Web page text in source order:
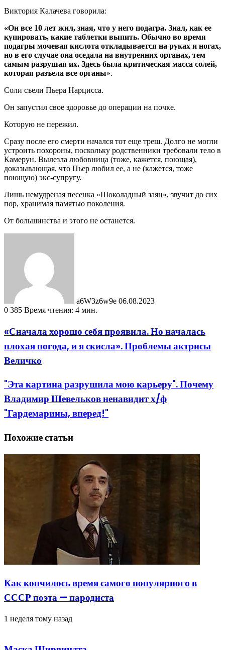
Виктория Калачева говорила:
«Он все 10 лет жил, зная, что у него подагра. Знал, как ее
купировать, какие таблетки выпить. Обычно во время
подагры мочевая кислота откладывается на руках и ногах,
но в его случае она оседала на внутренних органах, тем
самым разрушая их. Здесь была критическая масса солей,
которая разъела все органы».
Соли съели Пьера Нарцисса.
Он запустил свое здоровье до операции на почке.
Которую не пережил.
Сразу после его смерти начался тот еще треш. Долго не могли
устроить похороны, поскольку родственники требовали тело в
Камерун. Вылезла любовница (тоже, кажется, поющая),
доказывающая, что Пьер любил ее, а не (кажется, тоже
поющую) экс-супругу.
Лишь немудреная песенка «Шоколадный заяц», звучит до сих
пор, хранимая памятью поколения.
От большинства и этого не останется.
a6W3z6w9e 06.08.2023
0 385 Время чтения: 4 мин.
«Сначала хорошо себя проявила. Но началась
плохая погода, и я скисла». Проблемы актрисы
Величко
"Эта картина разрушила мою карьеру". Почему
Владимир Шевельков ненавидит х/ф
"Гардемарины, вперед!"
Похожие статьи
Как кончилось время самого популярного в
СССР поэта — пародиста
1 неделя тому назад